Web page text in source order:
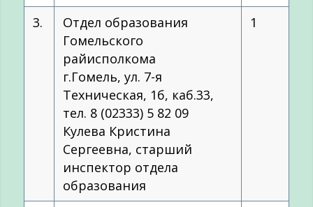
3.
Отдел образования
Гомельского
райисполкома
г.Гомель, ул. 7-я
Техническая, 1б, каб.33,
тел. 8 (02333) 5 82 09
Кулева Кристина
Сергеевна, старший
инспектор отдела
образования
1